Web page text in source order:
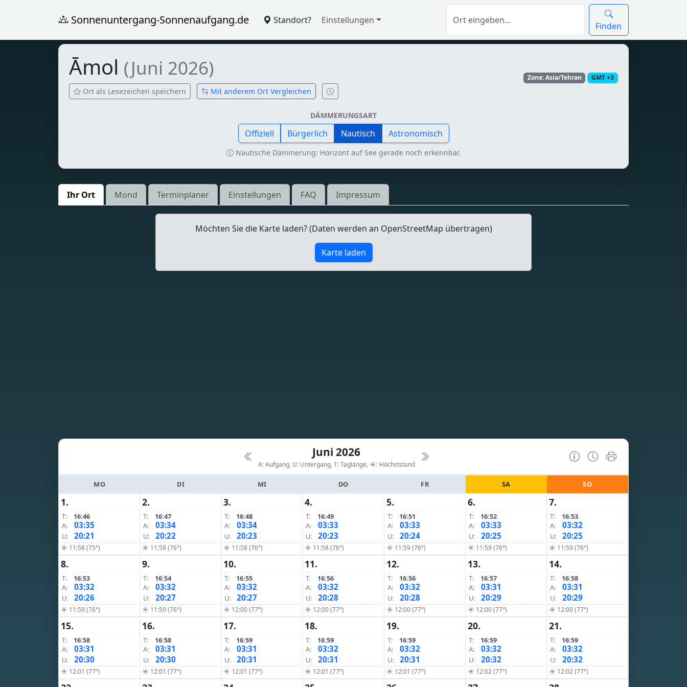
Sonnenuntergang-Sonnenaufgang.de Standort? Einstellungen
Finden
Āmol (Juni 2026)
Ort als Lesezeichen speichern Mit anderem Ort Vergleichen
Zone: Asia/Tehran GMT +3
DÄMMERUNGSART
Offiziell Bürgerlich Nautisch Astronomisch
Nautische Dämmerung: Horizont auf See gerade noch erkennbar.
Ihr Ort Mond Terminplaner Einstellungen FAQ Impressum
Möchten Sie die Karte laden? (Daten werden an OpenStreetMap übertragen)
Karte laden
Juni 2026
A: Aufgang, U: Untergang, T: Taglänge, ☀: Höchststand
MO DI MI DO FR SA SO
1.
T:
16:46
A:
03:35
U: 20:21
☀ 11:58 (75°)
2.
T:
16:47
A:
03:34
U: 20:22
☀ 11:58 (76°)
3.
T:
16:48
A:
03:34
U: 20:23
☀ 11:58 (76°)
4.
T:
16:49
A:
03:33
U: 20:23
☀ 11:58 (76°)
5.
T:
16:51
A:
03:33
U: 20:24
☀ 11:59 (76°)
6.
T:
16:52
A:
03:33
U: 20:25
☀ 11:59 (76°)
7.
T:
16:53
A:
03:32
U: 20:25
☀ 11:59 (76°)
8.
T:
16:53
A:
03:32
U: 20:26
☀ 11:59 (76°)
9.
T:
16:54
A:
03:32
U: 20:27
☀ 11:59 (76°)
10.
T:
16:55
A:
03:32
U: 20:27
☀ 12:00 (77°)
11.
T:
16:56
A:
03:32
U: 20:28
☀ 12:00 (77°)
12.
T:
16:56
A:
03:32
U: 20:28
☀ 12:00 (77°)
13.
T:
16:57
A:
03:31
U: 20:29
☀ 12:00 (77°)
14.
T:
16:58
A:
03:31
U: 20:29
☀ 12:00 (77°)
15.
T:
16:58
A:
03:31
U: 20:30
☀ 12:01 (77°)
16.
T:
16:58
A:
03:31
U: 20:30
☀ 12:01 (77°)
17.
T:
16:59
A:
03:31
U: 20:31
☀ 12:01 (77°)
18.
T:
16:59
A:
03:32
U: 20:31
☀ 12:01 (77°)
19.
T:
16:59
A:
03:32
U: 20:31
☀ 12:01 (77°)
20.
T:
16:59
A:
03:32
U: 20:32
☀ 12:02 (77°)
21.
T:
16:59
A:
03:32
U: 20:32
☀ 12:02 (77°)